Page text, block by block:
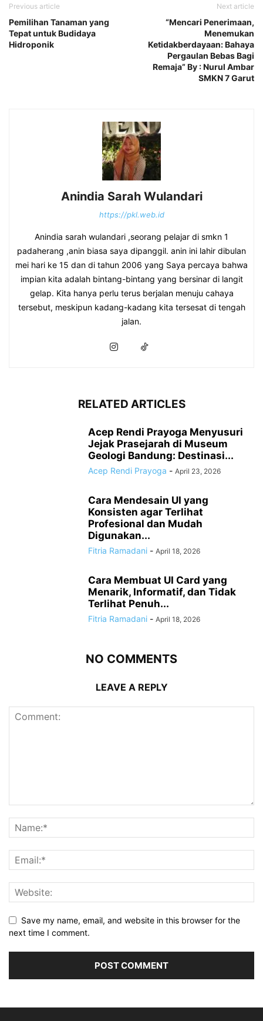
Previous article
Pemilihan Tanaman yang
Tepat untuk Budidaya
Hidroponik
Next article
“Mencari Penerimaan,
Menemukan
Ketidakberdayaan: Bahaya
Pergaulan Bebas Bagi
Remaja” By : Nurul Ambar
SMKN 7 Garut
Anindia Sarah Wulandari
https://pkl.web.id
Anindia sarah wulandari ,seorang pelajar di smkn 1
padaherang ,anin biasa saya dipanggil. anin ini lahir dibulan
mei hari ke 15 dan di tahun 2006 yang Saya percaya bahwa
impian kita adalah bintang-bintang yang bersinar di langit
gelap. Kita hanya perlu terus berjalan menuju cahaya
tersebut, meskipun kadang-kadang kita tersesat di tengah
jalan.
RELATED ARTICLES
Acep Rendi Prayoga Menyusuri
Jejak Prasejarah di Museum
Geologi Bandung: Destinasi...
Acep Rendi Prayoga - April 23, 2026
Cara Mendesain UI yang
Konsisten agar Terlihat
Profesional dan Mudah
Digunakan...
Fitria Ramadani - April 18, 2026
Cara Membuat UI Card yang
Menarik, Informatif, dan Tidak
Terlihat Penuh...
Fitria Ramadani - April 18, 2026
NO COMMENTS
LEAVE A REPLY
Save my name, email, and website in this browser for the
next time I comment.